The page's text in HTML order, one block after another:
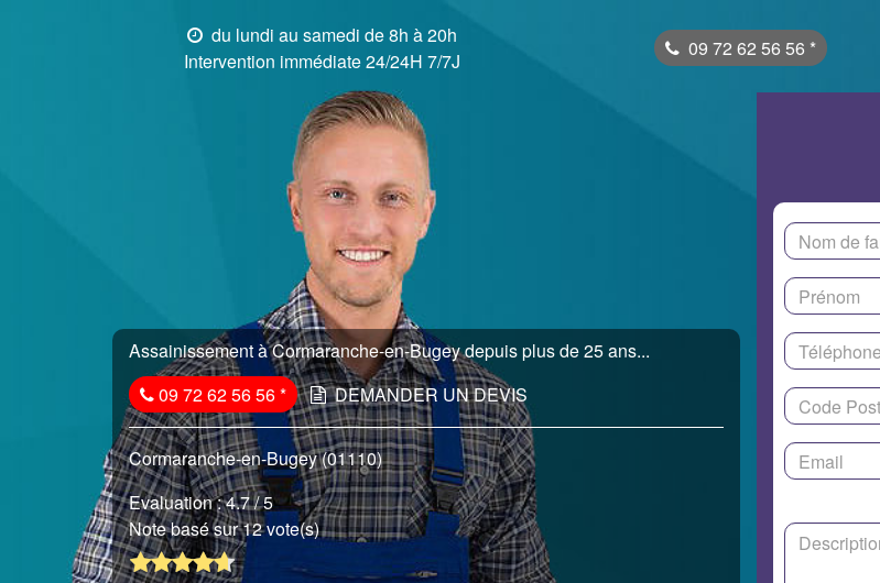
du lundi au samedi de 8h à 20h
Intervention immédiate 24/24H 7/7J
09 72 62 56 56 *
Assainissement à Cormaranche-en-Bugey depuis plus de 25 ans...
09 72 62 56 56* DEMANDER UN DEVIS
Cormaranche-en-Bugey (01110)
Evaluation :4.7/ 5
Note basé sur 12 vote(s)